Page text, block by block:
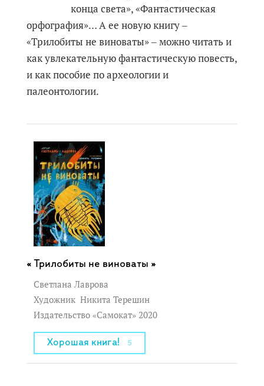
конца света», «Фантастическая
орфография»… А ее новую книгу ‒
«Трилобиты не виноваты» ‒ можно читать и
как увлекательную фантастическую повесть,
и как пособие по археологии и
палеонтологии.
Трилобиты не виноваты »
Светлана Лаврова
Художник Никита Терешин
Издательство «Самокат» 2020
Хорошая книга! 5